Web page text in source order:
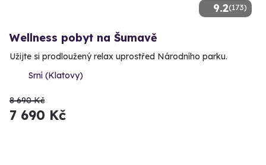
9.2(173)
Wellness pobyt na Šumavě
Užijte si prodloužený relax uprostřed Národního parku.
Srní (Klatovy)
8 690 Kč
7 690 Kč